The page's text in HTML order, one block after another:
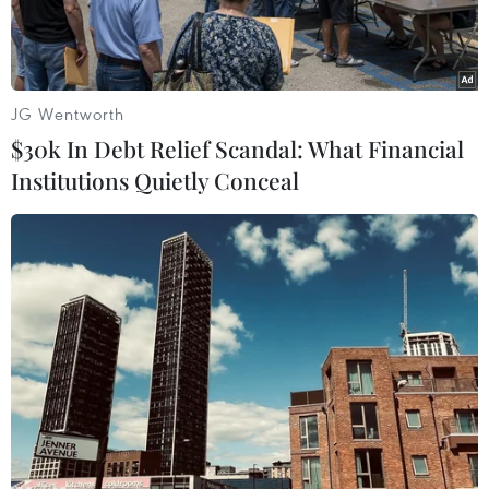
riêng.
Du khách tại sân bay quốc tế Changi của Singapore. (Ảnh:
AFP/TTXVN)
Sau gần 2 năm đóng cửa, ngày 29/11, Singapore
và Malaysia đã chính thức mở lại biên giới
JG Wentworth
$30k In Debt Relief Scandal: What Financial
Institutions Quietly Conceal